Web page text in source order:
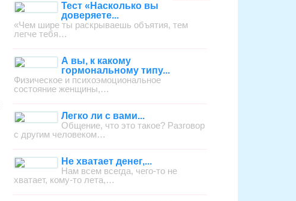
Тест «Насколько вы
доверяете...
«Чем шире ты раскрываешь объятия, тем
легче тебя…
А вы, к какому
гормональному типу...
Физическое и психоэмоциональное
состояние женщины,…
Легко ли с вами...
Общение, что это такое? Разговор
с другим человеком…
Не хватает денег,...
Нам всем всегда, чего-то не
хватает, кому-то лета,…